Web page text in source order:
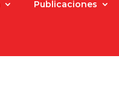
Publicaciones